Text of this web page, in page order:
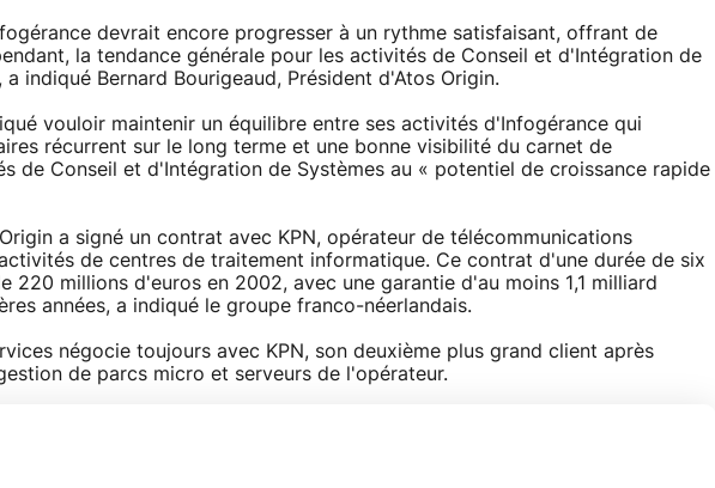
devrait encore progresser à un rythme satisfaisant, offrant de
la tendance générale pour les activités de Conseil et d'Intégration de
indiqué Bernard Bourigeaud, Président d'Atos Origin.
vouloir maintenir un équilibre entre ses activités d'Infogérance qui
récurrent sur le long terme et une bonne visibilité du carnet de
de Conseil et d'Intégration de Systèmes au « potentiel de croissance rapide
a signé un contrat avec KPN, opérateur de télécommunications
de centres de traitement informatique. Ce contrat d'une durée de six
220 millions d'euros en 2002, avec une garantie d'au moins 1,1 milliard
années, a indiqué le groupe franco-néerlandais.
négocie toujours avec KPN, son deuxième plus grand client après
de parcs micro et serveurs de l'opérateur.